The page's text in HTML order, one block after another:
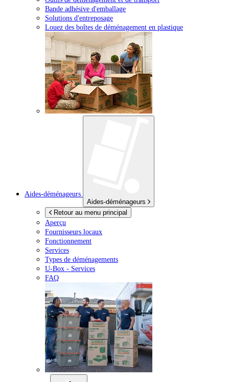
Bande adhésive d'emballage
Solutions d'entreposage
Louez des boîtes de déménagement en plastique
Aides-déménageurs
Aides-déménageurs
Retour au menu principal
Aperçu
Fournisseurs locaux
Fonctionnement
Services
Types de déménagements
U-Box - Services
FAQ